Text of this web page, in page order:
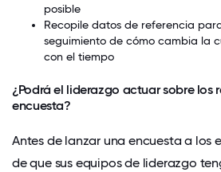
posible
Recopile datos de referencia
seguimiento de cómo cambia la
con el tiempo
¿Podrá el liderazgo actuar sobre los
encuesta?
Antes de lanzar una encuesta a los
de que sus equipos de liderazgo